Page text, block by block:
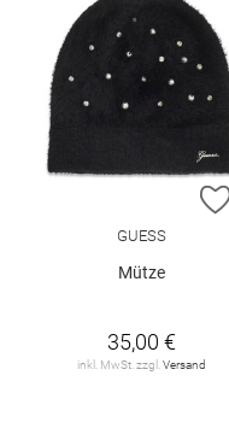
GUESS
Mütze
35,00 €
inkl. MwSt. zzgl. Versand